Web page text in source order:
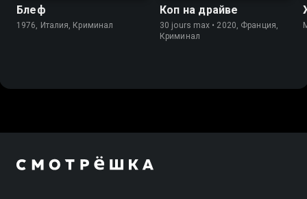
Блеф
1976, Италия, Криминал
Коп на драйве
30 jours max • 2020, Франция,
Криминал